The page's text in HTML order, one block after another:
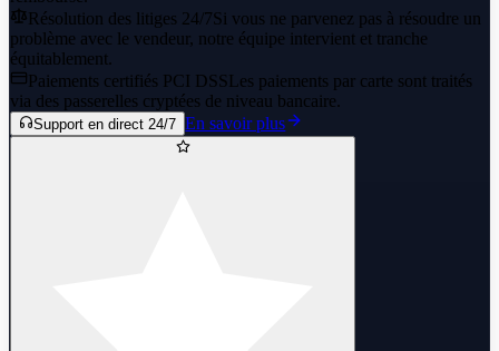
Résolution des litiges 24/7Si vous ne parvenez pas à résoudre un
problème avec le vendeur, notre équipe intervient et tranche
équitablement.
Paiements certifiés PCI DSSLes paiements par carte sont traités
via des passerelles cryptées de niveau bancaire.
Support en direct 24/7 En savoir plus